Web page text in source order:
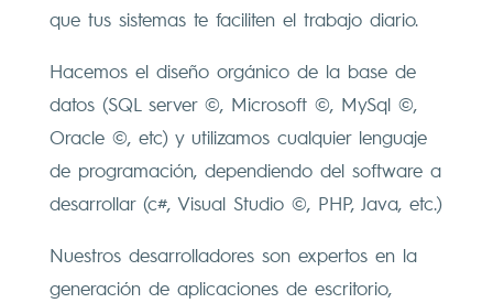
que tus sistemas te faciliten el trabajo diario.
Hacemos el diseño orgánico de la base de
datos (SQL server ©, Microsoft ©, MySql ©,
Oracle ©, etc) y utilizamos cualquier lenguaje
de programación, dependiendo del software a
desarrollar (c#, Visual Studio ©, PHP, Java, etc.)
Nuestros desarrolladores son expertos en la
generación de aplicaciones de escritorio,